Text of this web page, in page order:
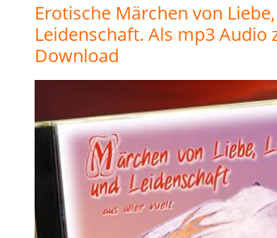
Erotische Märchen von
Leidenschaft. Als mp3 Audio
Download